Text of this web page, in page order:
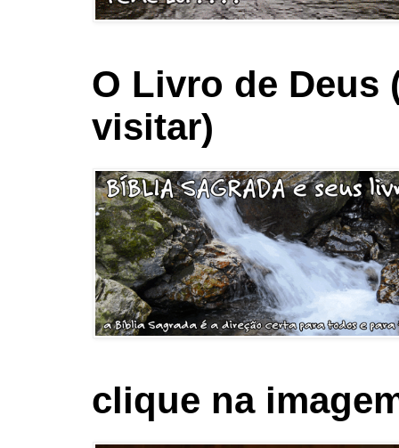
O Livro de Deus
visitar)
clique na